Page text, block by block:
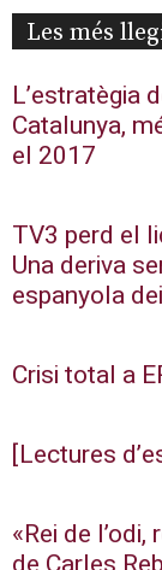
Les més
L’estratègia
Catalunya,
el 2017
TV3 perd el
Una deriva
espanyola
Crisi total a
[Lectures
«Rei de